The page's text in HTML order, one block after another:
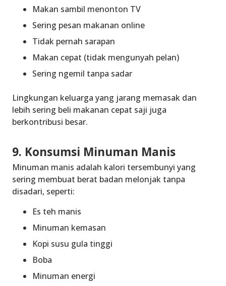
Makan sambil menonton TV
Sering pesan makanan online
Tidak pernah sarapan
Makan cepat (tidak mengunyah pelan)
Sering ngemil tanpa sadar
Lingkungan keluarga yang jarang memasak dan
lebih sering beli makanan cepat saji juga
berkontribusi besar.
9. Konsumsi Minuman Manis
Minuman manis adalah kalori tersembunyi yang
sering membuat berat badan melonjak tanpa
disadari, seperti:
Es teh manis
Minuman kemasan
Kopi susu gula tinggi
Boba
Minuman energi